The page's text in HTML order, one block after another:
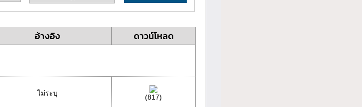
อ้างอิง
ดาวน์โหลด
ไม่ระบุ (817)